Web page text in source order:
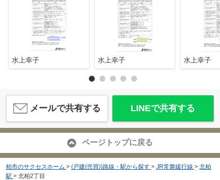
水上幸子 水上幸子 水上幸子
メールで共有する LINEで共有する
ページトップに戻る
柏市のサクセスホーム > (戸建(売買))路線・駅から探す > JR常磐緩行線 > 北柏
駅 > 北柏2丁目